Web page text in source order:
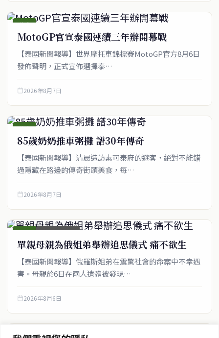
綜合
MotoGP官宣泰國連續三年辦開幕戰
【泰國新聞報導】世界摩托車錦標賽MotoGP官方8月6日
發佈聲明，正式宣佈選擇泰…
2026年8月7日
綜合
85歲奶奶推車粥攤 譜30年傳奇
【泰國新聞報導】清晨造訪素可泰府的遊客，絕對不能錯
過隱藏在路邊的傳奇街頭美食，每…
2026年8月7日
綜合 首頁_圖文稿
單親母親為俄姐弟舉辦追思儀式 痛不欲生
【泰國新聞報導】俄羅斯姐弟在震驚社會的命案中不幸遇
害。母親於6日在兩人遺體被發現…
2026年8月6日
綜合 首頁_圖文稿
關於我們
泰國中文新聞（TCN）是一家總部設於曼谷的中文新聞媒體，致力於
快速連結
政治
service@thaichinesenews.com